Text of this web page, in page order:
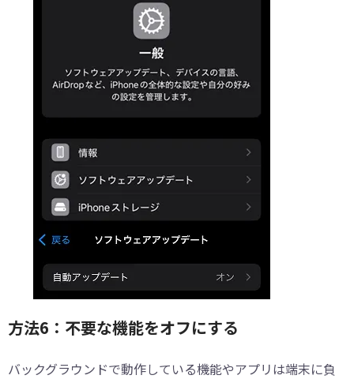
方法6：不要な機能をオフにする
バックグラウンドで動作している機能やアプリは端末に負